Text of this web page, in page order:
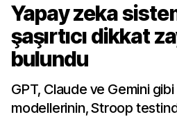
Yapay zeka
şaşırtıcı dikkat
bulundu
GPT, Claude ve Gemini
modellerinin, Stroop